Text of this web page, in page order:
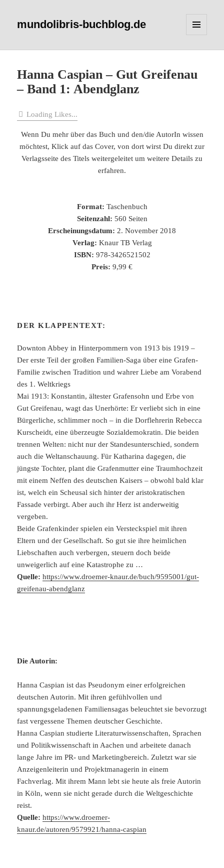
mundolibris-buchblog.de
WIDGETS
Hanna Caspian – Gut Greifenau
– Band 1: Abendglanz
Loading Likes...
Wenn Du mehr über das Buch und den/die AutorIn wissen
möchtest, Klick auf das Cover, von dort wirst Du direkt zur
Verlagsseite des Titels weitergeleitet um weitere Details zu
erfahren.
Format: Taschenbuch
Seitenzahl: 560 Seiten
Erscheinungsdatum: 2. November 2018
Verlag: Knaur TB Verlag
ISBN: 978-3426521502
Preis: 9,99 €
DER KLAPPENTEXT:
Downton Abbey in Hinterpommern von 1913 bis 1919 –
Der erste Teil der großen Familien-Saga über eine Grafen-
Familie zwischen Tradition und wahrer Liebe am Vorabend
des 1. Weltkriegs
Mai 1913: Konstantin, ältester Grafensohn und Erbe von
Gut Greifenau, wagt das Unerhörte: Er verliebt sich in eine
Bürgerliche, schlimmer noch – in die Dorflehrerin Rebecca
Kurscheidt, eine überzeugte Sozialdemokratin. Die beiden
trennen Welten: nicht nur der Standesunterschied, sondern
auch die Weltanschauung. Für Katharina dagegen, die
jüngste Tochter, plant die Grafenmutter eine Traumhochzeit
mit einem Neffen des deutschen Kaisers – obwohl bald klar
ist, welch ein Scheusal sich hinter der aristokratischen
Fassade verbirgt. Aber auch ihr Herz ist anderweitig
vergeben.
Beide Grafenkinder spielen ein Versteckspiel mit ihren
Eltern und der Gesellschaft. So gut sie ihre heimlichen
Liebschaften auch verbergen, steuern doch beide
unweigerlich auf eine Katastrophe zu …
Quelle: https://www.droemer-knaur.de/buch/9595001/gut-
greifenau-abendglanz
Die Autorin:
Hanna Caspian ist das Pseudonym einer erfolgreichen
deutschen Autorin. Mit ihren gefühlvollen und
spannungsgeladenen Familiensagas beleuchtet sie bevorzugt
fast vergessene Themen deutscher Geschichte.
Hanna Caspian studierte Literaturwissenschaften, Sprachen
und Politikwissenschaft in Aachen und arbeitete danach
lange Jahre im PR- und Marketingbereich. Zuletzt war sie
Anzeigenleiterin und Projektmanagerin in einem
Fachverlag. Mit ihrem Mann lebt sie heute als freie Autorin
in Köln, wenn sie nicht gerade durch die Weltgeschichte
reist.
Quelle: https://www.droemer-
knaur.de/autoren/9579921/hanna-caspian